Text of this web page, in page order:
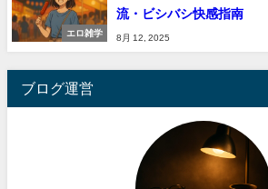
エロ雑学
流・ビシバシ快感指南
8月 12, 2025
ブログ運営